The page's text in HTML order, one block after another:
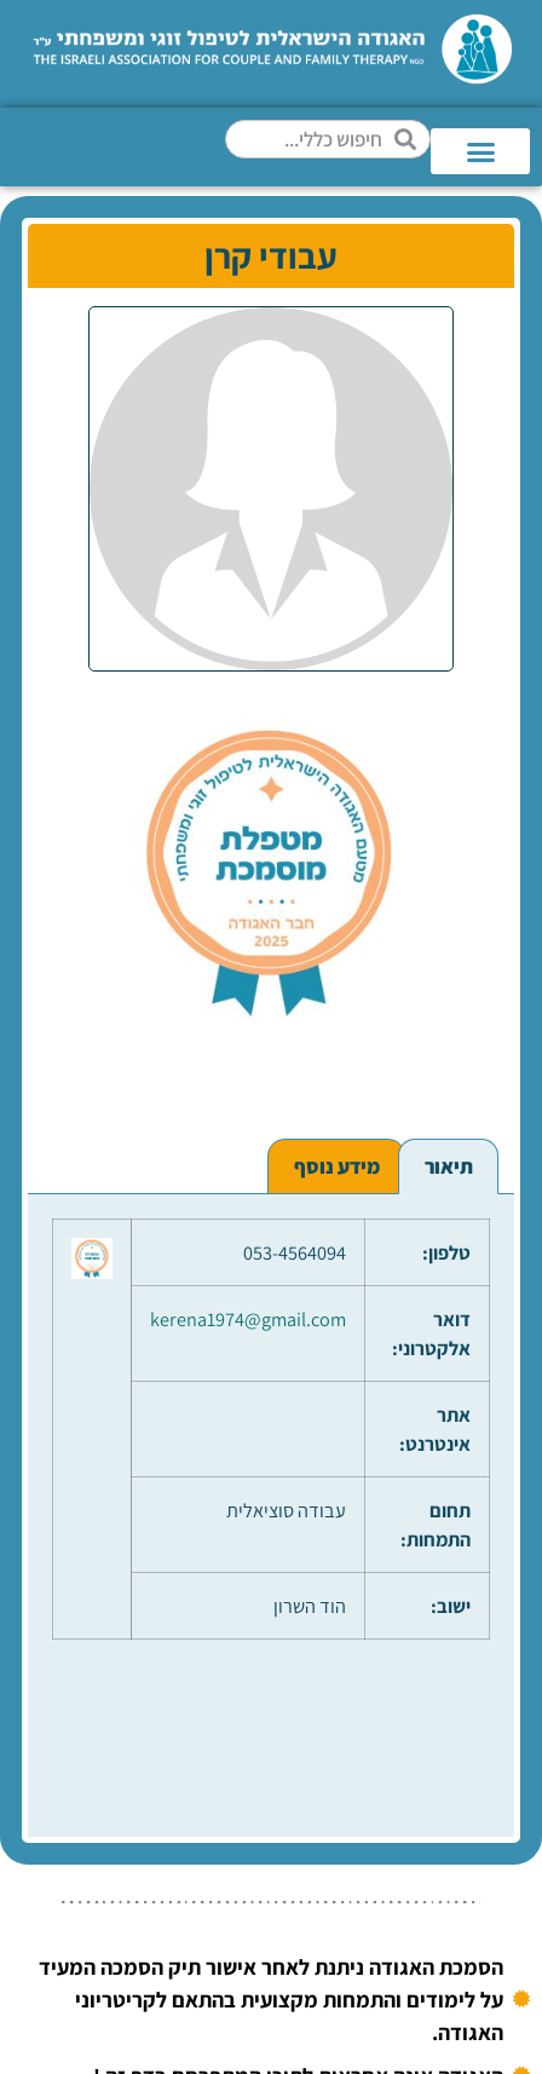
עבודי קרן
תיאור מידע נוסף
טלפון: 053-4564094
דואר
אלקטרוני:
kerena1974@gmail.com
אתר
אינטרנט:
תחום
התמחות:
עבודה סוציאלית
ישוב: הוד השרון
הסמכת האגודה ניתנת לאחר אישור תיק הסמכה המעיד
על לימודים והתמחות מקצועית בהתאם לקריטריוני
האגודה.